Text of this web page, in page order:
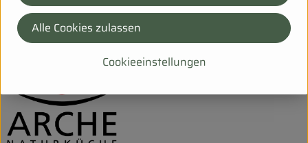
Arche Naturküche
Cookieeinstellungen
Alle Cookies zulassen